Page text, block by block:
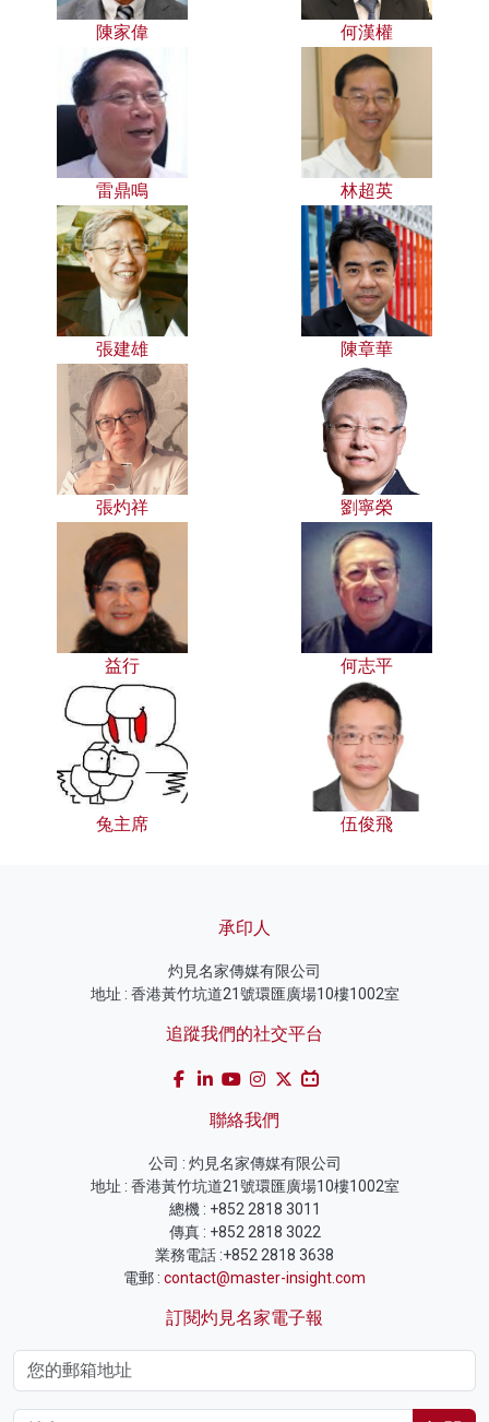
陳家偉 何漢權
雷鼎鳴 林超英
張建雄 陳章華
張灼祥 劉寧榮
益行 何志平
兔主席 伍俊飛
承印人
灼見名家傳媒有限公司
地址 : 香港黃竹坑道21號環匯廣場10樓1002室
追蹤我們的社交平台
聯絡我們
公司 : 灼見名家傳媒有限公司
地址 : 香港黃竹坑道21號環匯廣場10樓1002室
總機 : +852 2818 3011
傳真 : +852 2818 3022
業務電話 :+852 2818 3638
電郵 : contact@master-insight.com
訂閱灼見名家電子報